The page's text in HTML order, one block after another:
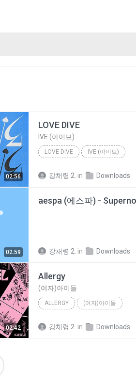
02:56
LOVE DIVE
IVE (아이브)
LOVE DIVE IVE (아이브)
강채령 2. in Downloads
02:59
aespa (에스파) -
강채령 2. in Downloads
02:42
Allergy
(여자)아이들
ALLERGY (여자)아이들
강채령 2. in Downloads